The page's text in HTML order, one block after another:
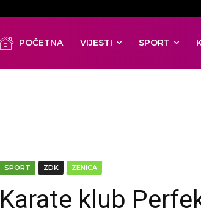
POČETNA VIJESTI SPORT
SPORT ZDK ZENICA
Karate klub